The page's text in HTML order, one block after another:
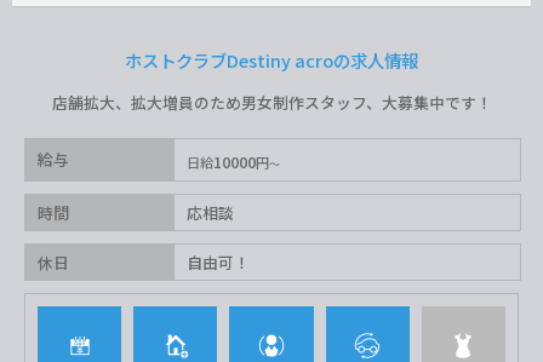
ホストクラブDestiny acroの求人情報
店舗拡大、拡大増員のため男女制作スタッフ、大募集中です！
給与 日給10000円
時間 応相談
休日 自由可！